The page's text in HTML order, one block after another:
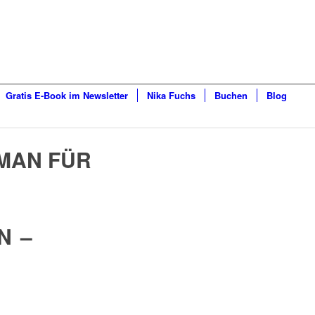
Gratis E-Book im Newsletter Nika Fuchs Buchen Blog
FÜR
–